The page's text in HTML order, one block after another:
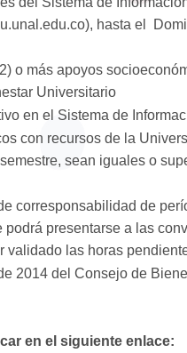
hasta el
o más apoyos
Universitario
en el Sistema de
con recursos de la
sean iguales o
corresponsabilidad de
presentarse a las
validado las horas
2014 del Consejo de
en el siguiente enlace: